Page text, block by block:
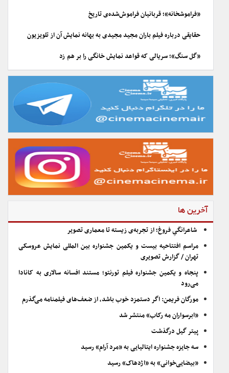
«فراموشخانه»؛ قربانیان فراموش‌شده‌ی تاریخ
حقایقی درباره فیلم باران مجید مجیدی به بهانه نمایش آن از تلویزیون
«گل سنگ»؛ سریالی که قواعد نمایش خانگی را بر هم زد
آخرین ها
شاعرانگیِ فروغ؛ از تجربه‌ی زیسته تا معماری تصویر
مراسم افتتاحیه بیست و یکمین جشنواره بین المللی نمایش عروسکی
تهران / گزارش تصویری
پنجاه و یکمین جشنواره فیلم تورنتو؛ مستند افسانه سالاری به کانادا
می‌رود
مورگان فریمن: اگر دستمزد خوب باشد، از ضعف‌های فیلمنامه می‌گذرم
«ابرسواران مه رکاب» منتشر شد
پیتر گیل درگذشت
سه جایزه جشنواره ایتالیایی به «مرد آرام» رسید
«بیضایی‌خوانی» به «اژدهاک» رسید